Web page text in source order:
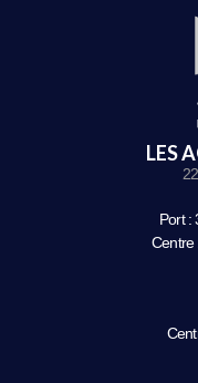
LES
Port :
Centre